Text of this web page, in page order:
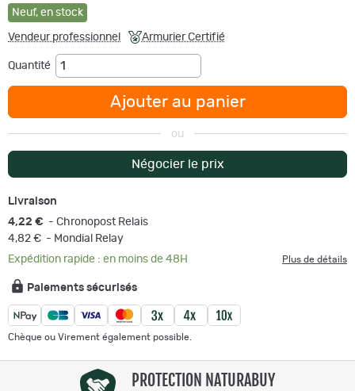
Neuf, en stock
Vendeur professionnel Armurier Certifié
Quantité
Ajouter au panier
ou
Négocier le prix
Livraison
4,22 € - Chronopost Relais
4,82 € - Mondial Relay
Expédition rapide : en moins de 48H
Plus de détails
Paiements sécurisés
Chèque ou Virement également possible.
PROTECTION NATURABUY